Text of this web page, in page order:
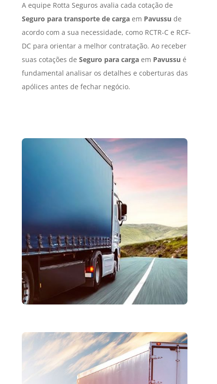
A equipe Rotta Seguros avalia cada cotação de
Seguro para transporte de cargaem Pavussu de
acordo com a sua necessidade, como RCTR-C e RCF-
DC para orientar a melhor contratação. Ao receber
suas cotações de Seguro para cargaem Pavussu é
fundamental analisar os detalhes e coberturas das
apólices antes de fechar negócio.